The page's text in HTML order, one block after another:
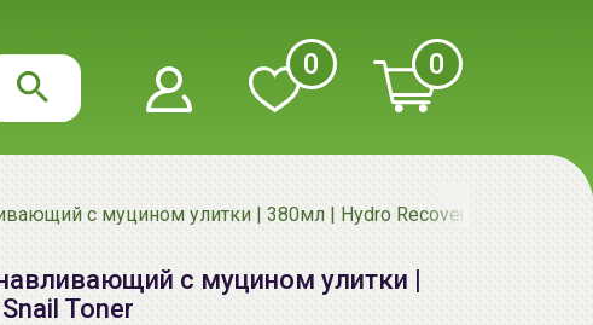
0 0
с муцином улитки | 380мл | Hydro Recovery Snail Toner
с муцином улитки |
Toner